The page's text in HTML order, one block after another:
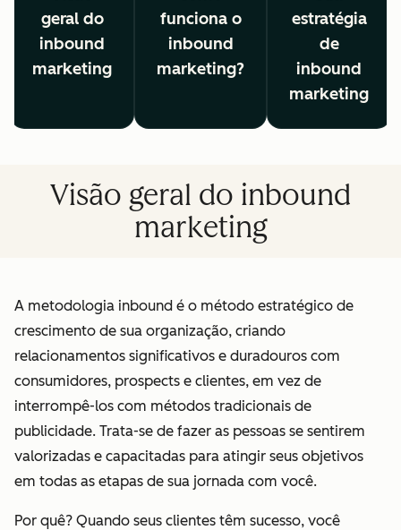
geral do
inbound
marketing
funciona o
inbound
marketing?
estratégia
de
inbound
marketing
Visão geral do inbound
marketing
A metodologia inbound é o método estratégico de
crescimento de sua organização, criando
relacionamentos significativos e duradouros com
consumidores, prospects e clientes, em vez de
interrompê-los com métodos tradicionais de
publicidade. Trata-se de fazer as pessoas se sentirem
valorizadas e capacitadas para atingir seus objetivos
em todas as etapas de sua jornada com você.
Por quê? Quando seus clientes têm sucesso, você